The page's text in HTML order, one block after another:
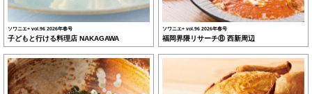
ソワニエ+ vol.96 2026年春号
子どもと行ける料理店 NAKAGAWA
ソワニエ+ vol.96 2026年春号
福岡界隈リサーチ⑧ 西新周辺